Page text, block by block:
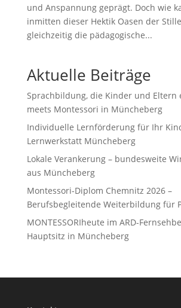
und Anspannung geprägt. Doch wie
inmitten dieser Hektik Oasen der
gleichzeitig die pädagogische...
Aktuelle Beiträge
Sprachbildung, die Kinder und Eltern
meets Montessori in Müncheberg
Individuelle Lernförderung für Ihr
Lernwerkstatt Müncheberg
Lokale Verankerung – bundesweite
aus Müncheberg
Montessori-Diplom Chemnitz 2026 –
Berufsbegleitende Weiterbildung für
MONTESSORIheute im ARD-
Hauptsitz in Müncheberg